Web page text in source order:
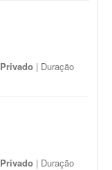
Privado | Duração
Privado | Duração